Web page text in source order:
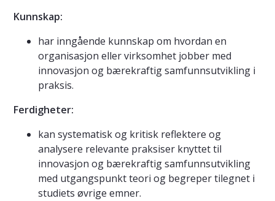
Kunnskap:
har inngående kunnskap om hvordan en
organisasjon eller virksomhet jobber med
innovasjon og bærekraftig samfunnsutvikling i
praksis.
Ferdigheter:
kan systematisk og kritisk reflektere og
analysere relevante praksiser knyttet til
innovasjon og bærekraftig samfunnsutvikling
med utgangspunkt teori og begreper tilegnet i
studiets øvrige emner.